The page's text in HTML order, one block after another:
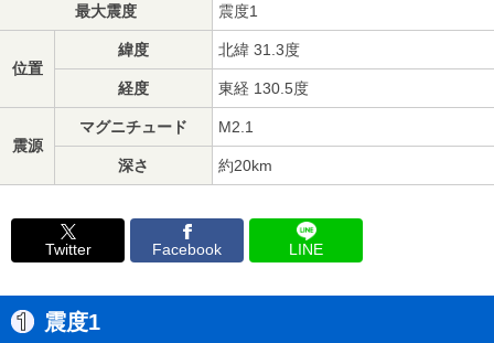
最大震度 震度1
位置
緯度 北緯 31.3度
経度 東経 130.5度
震源
マグニチュード M2.1
深さ 約20km
Twitter Facebook LINE
震度1